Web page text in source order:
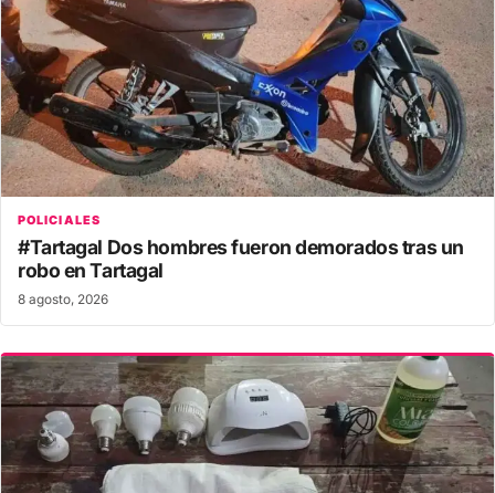
POLICIALES
#Tartagal Dos hombres fueron demorados tras un
robo en Tartagal
8 agosto, 2026